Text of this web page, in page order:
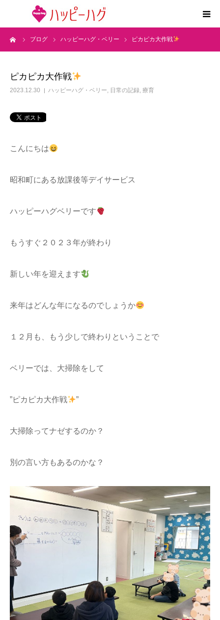
ブログ ハッピーハグ・ベリー ピカピカ大作戦
ピカピカ大作戦
2023.12.30 ハッピーハグ・ベリー, 日常の記録, 療育
こんにちは
昭和町にある放課後等デイサービス
ハッピーハグベリーです
もうすぐ２０２３年が終わり
新しい年を迎えます
来年はどんな年になるのでしょうか
１２月も、もう少しで終わりということで
ベリーでは、大掃除をして
”ピカピカ大作戦 ”
大掃除ってナゼするのか？
別の言い方もあるのかな？
2つの特徴
求人情報
運営会社